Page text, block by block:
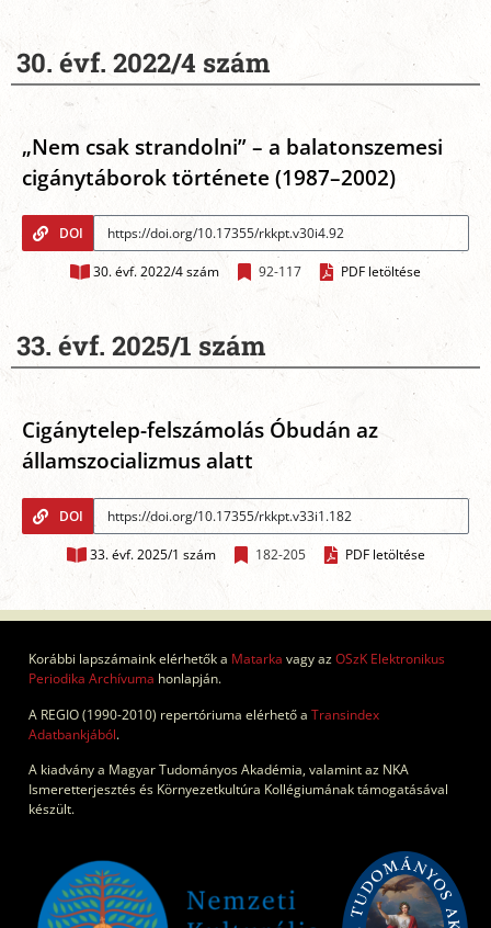
30. évf. 2022/4 szám
„Nem csak strandolni” – a balatonszemesi
cigánytáborok története (1987–2002)
DOI
30. évf. 2022/4 szám 92-117 PDF letöltése
33. évf. 2025/1 szám
Cigánytelep-felszámolás Óbudán az
államszocializmus alatt
DOI
33. évf. 2025/1 szám 182-205 PDF letöltése
Korábbi lapszámaink elérhetők a Matarka vagy azOSzK Elektronikus
Periodika Archívuma honlapján.
A REGIO (1990-2010) repertóriuma elérhető a Transindex
Adatbankjából.
A kiadvány a Magyar Tudományos Akadémia, valamint az NKA
Ismeretterjesztés és Környezetkultúra Kollégiumának támogatásával
készült.